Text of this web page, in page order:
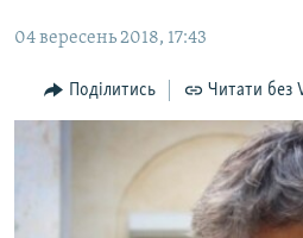
Перейти
пошуку
ПОГЛЯД
ІНТЕРВ'Ю
СПЕЦПРОЕКТИ
ЯК ОБІЙТИ БЛОКУВАННЯ
04 вересень 2018, 17:43
Поділитись Читати без